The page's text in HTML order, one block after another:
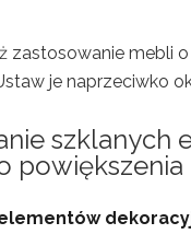
zastosowanie mebli
je naprzeciwko
szklanych
powiększenia